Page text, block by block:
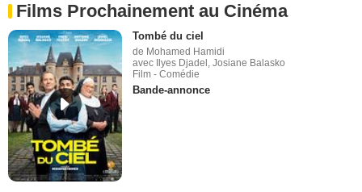
Films Prochainement au Cinéma
Tombé du ciel
de Mohamed Hamidi
avec Ilyes Djadel, Josiane Balasko
Film - Comédie
Bande-annonce